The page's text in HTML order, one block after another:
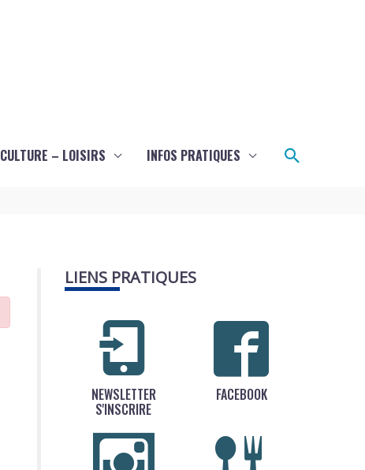
CULTURE – LOISIRS INFOS PRATIQUES
LIENS PRATIQUES
NEWSLETTER
S'INSCRIRE
FACEBOOK